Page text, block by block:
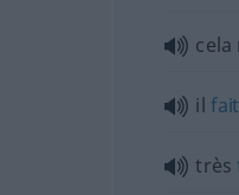
cela
il fait
très